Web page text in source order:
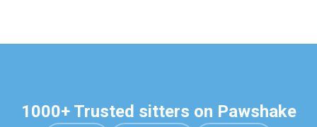
1000+ Trusted sitters on Pawshake